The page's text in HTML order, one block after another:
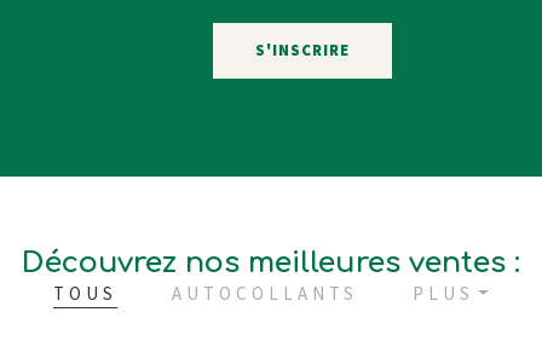
Découvrez nos meilleures ventes :
TOUS AUTOCOLLANTS PLUS